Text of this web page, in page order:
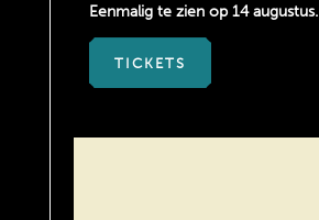
Eenmalig te zien op 14 augustus.
TICKETS